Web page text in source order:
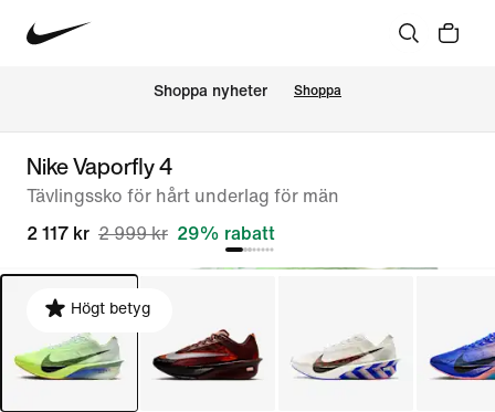
Shoppa nyheter Shoppa
Nike Vaporfly 4
Tävlingssko för hårt underlag för män
2 117 kr 2 999 kr 29% rabatt
Högt betyg